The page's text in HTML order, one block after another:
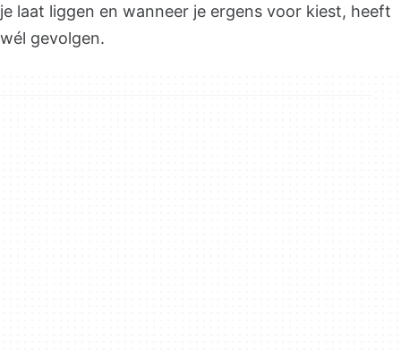
je laat liggen en wanneer je ergens voor kiest, heeft
wél gevolgen.